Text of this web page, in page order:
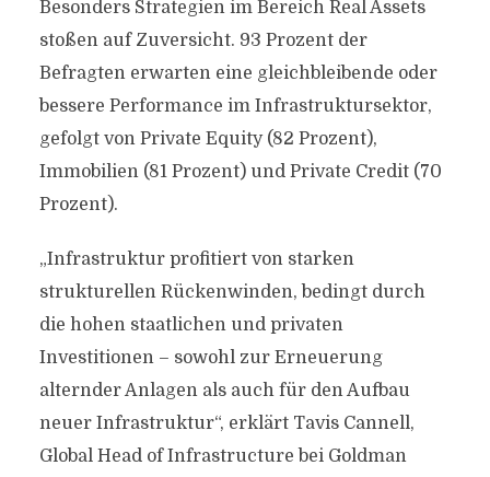
Besonders Strategien im Bereich Real Assets
stoßen auf Zuversicht. 93 Prozent der
Befragten erwarten eine gleichbleibende oder
bessere Performance im Infrastruktursektor,
gefolgt von Private Equity (82 Prozent),
Immobilien (81 Prozent) und Private Credit (70
Prozent).
„Infrastruktur profitiert von starken
strukturellen Rückenwinden, bedingt durch
die hohen staatlichen und privaten
Investitionen – sowohl zur Erneuerung
alternder Anlagen als auch für den Aufbau
neuer Infrastruktur“, erklärt Tavis Cannell,
Global Head of Infrastructure bei Goldman